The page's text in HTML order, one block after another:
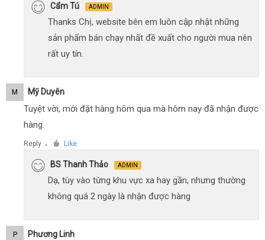
Cẩm Tú ADMIN
Thanks Chị, website bên em luôn cập nhật những
sản phẩm bán chạy nhất đề xuất cho người mua nên
rất uy tín.
M Mỹ Duyên
Tuyệt vời, mới đặt hàng hôm qua mà hôm nay đã nhận được
hàng.
Reply ● Like
BS Thanh Thảo ADMIN
Dạ, tùy vào từng khu vực xa hay gần, nhưng thường
không quá 2 ngày là nhận được hàng
P Phương Linh